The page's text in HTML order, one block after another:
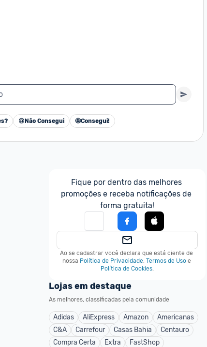
😢 Não Consegui 🤩Consegui!
Fique por dentro das melhores
promoções e receba notificações de
forma gratuita!
Ao se cadastrar você declara que está ciente de
nossa Política de Privacidade, Termos de Uso e
Política de Cookies.
Lojas em destaque
As melhores, classificadas pela comunidade
Adidas AliExpress Amazon
Americanas
C&A
Carrefour Casas Bahia
Centauro
Compra Certa
Extra
FastShop